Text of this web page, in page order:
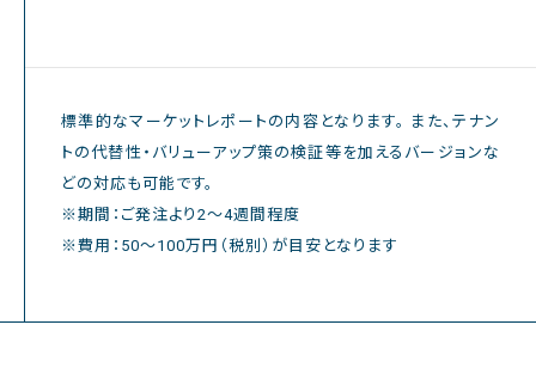
標準的なマーケットレポートの内容となります。
また、テナン
トの代替性・バリューアップ策の検証等を加えるバージョンな
どの対応も可能です。
※期間：ご発注より2～4週間程度
※費用：50～100万円（税別）が目安となります